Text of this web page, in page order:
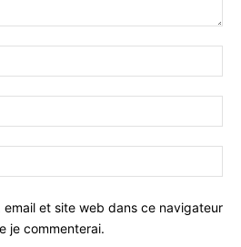
:*
:*
:
email et site web dans ce navigateur
je commenterai.